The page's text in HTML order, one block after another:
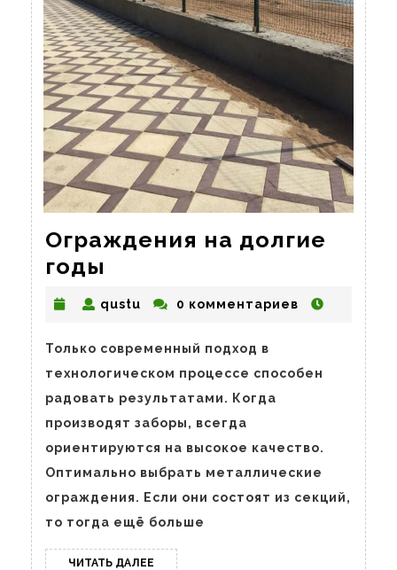
Ограждения на долгие
годы
долгие
годы
qustu qustu0 комментариев
Только современный подход в
технологическом процессе способен
радовать результатами. Когда
производят заборы, всегда
ориентируются на высокое качество.
Оптимально выбрать металлические
ограждения. Если они состоят из секций,
то тогда ещё больше
ЧИТАТЬ ДАЛЕЕ ЧИТАТЬ